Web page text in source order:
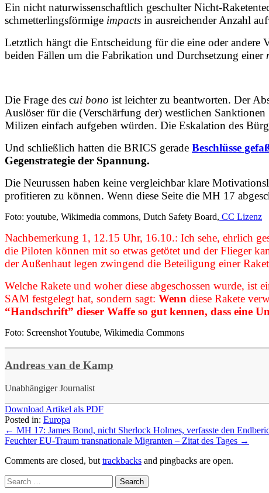
Ein nicht naturwissenschaftlich geschulter Nicht-
schmetterlingsförmige impacts in ausreichender Anzahl
Letztlich hängt die Entscheidung für die eine oder
beiden Fällen um die Fabrikation und Durchsetzung einer
Die Frage des cui bono ist leichter zu beantworten. Der
Auslöser für die (Verschärfung der) westlichen
Milizen einfach aufgeben würden. Die Eskalation des
Und schließlich hatten die BRICS gerade Beschlüsse
Gegenstrategie der Spannung.
Die Neurussen haben keine vergleichbar klare
profitieren zu können. Wenn diese Seite die MH 17
Foto: youtube, Wikimedia commons, Dutch Safety Board, CC Lizenz
Nachbemerkung 1, 12.15 Uhr, 16.10.: Ich sehe, ehrlich
die Piloten können mit so etwas getötet und der Flieger
der Außenhaut legen zwingend die Beteiligung einer
Welche Rakete und woher diese abgeschossen wurde, ist
SAM festgelegt hat, sondern sagt: Wenn diese Rakete
“Handschrift” dieser Waffe so gut kennen, dass eine
Foto: Screenshot Youtube, Wikimedia Commons
Andreas van de Kamp
Unabhängiger Journalist
Download Artikel als PDF
Posted in: Europa
← MH 17: James Bond, nicht Sherlock Holmes, verfasste den
Feuchter EU-Traum transnationale Migranten – Zitat des Tages →
Comments are closed, but trackbacks and pingbacks are open.